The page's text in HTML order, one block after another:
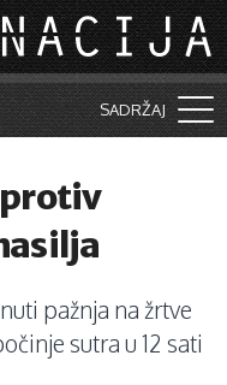
SADRŽAJ
pažnja na žrtve
sutra u 12 sati